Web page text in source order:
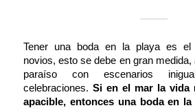
Tener una boda en la playa es el
novios, esto se debe en gran
paraíso con escenarios
celebraciones. Si en el mar la vida
apacible, entonces una boda en